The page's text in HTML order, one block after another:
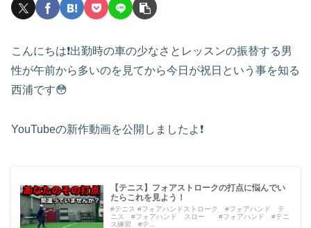
こんにちは❗️出勤時の車の少なさとレッスンの振替する男
性が午前から多いのを見てから今日が祝日という事を知る
西浦です😳
YouTubeの新作動画を公開しましたよ❗️
【テニス】フォアストロークの打点に悩んでい
たらこれを見よう！
#テニス #フォアハンドストローク #フォアハンド テ
ニス #フォアハンド スロー #フォアハンド #テニ
ス練習 #テ...